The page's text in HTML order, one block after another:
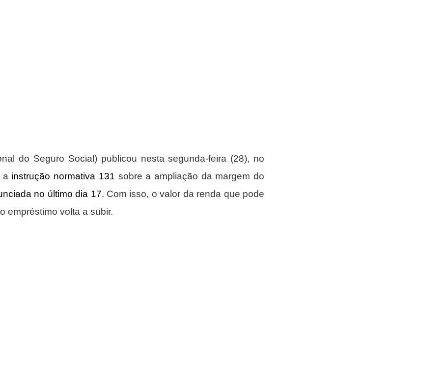
a instrução normativa 131 sobre a ampliação da margem do
no último dia 17. Com isso, o valor da renda que pode
empréstimo volta a subir.